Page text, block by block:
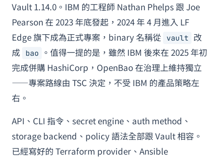
Vault 1.14.0。IBM 的工程師 Nathan Phelps 跟 Joe
Pearson 在 2023 年底發起，2024 年 4 月進入 LF
Edge 旗下成為正式專案，binary 名稱從
vault
改
成
bao
。值得一提的是，雖然 IBM 後來在 2025 年初
完成併購 HashiCorp，OpenBao 在治理上維持獨立
——專案路線由 TSC 決定，不受 IBM 的產品策略左
右。
API、CLI 指令、secret engine、auth method、
storage backend、policy 語法全部跟 Vault 相容。
已經寫好的 Terraform provider、Ansible